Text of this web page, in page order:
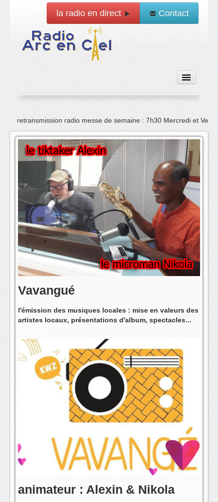
la radio en direct Contact
Accueil
Emissions
News
Vidéo
La radio
L'équipe
retransmission radio messe de semaine : 7h30 Mercredi et
Vavangué
l'émission des musiques locales : mise en valeurs des
artistes locaux, présentations d'album, spectacles...
animateur : Alexin & Nikola